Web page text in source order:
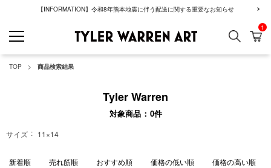
【INFORMATION】令和8年熊本地震に伴う配送に関する重要なお知らせ
GREENROOM
検索 カ
1
TOP 商品検索結果
Tyler Warren
対象商品 0件
サイズ 11×14
新着順 売れ筋順 おすすめ順 価格の低い順 価格の高い順